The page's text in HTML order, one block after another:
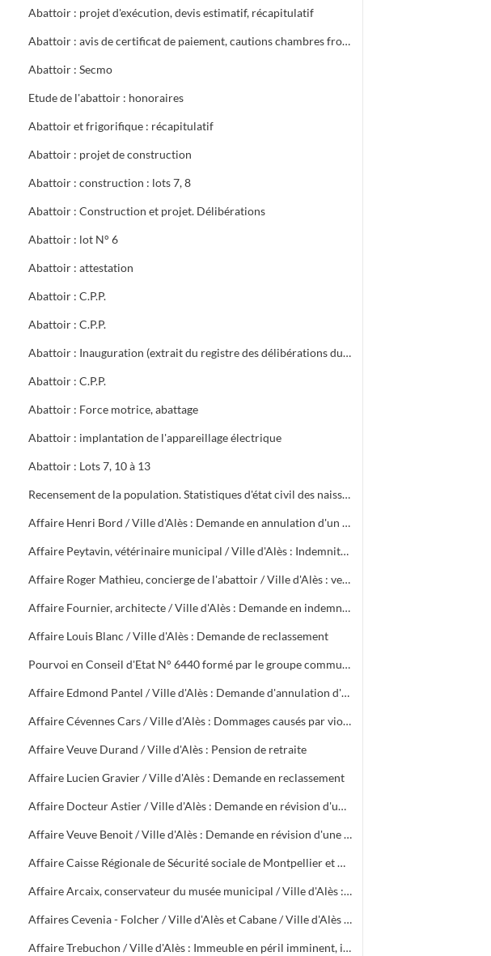
Abattoir : projet d'exécution, devis estimatif, récapitulatif
Abattoir : avis de certificat de paiement, cautions chambres froides, procès verbaux, devis estimatifs détaillés
Abattoir : Secmo
Etude de l'abattoir : honoraires
Abattoir et frigorifique : récapitulatif
Abattoir : projet de construction
Abattoir : construction : lots 7, 8
Abattoir : Construction et projet. Délibérations
Abattoir : lot N° 6
Abattoir : attestation
Abattoir : C.P.P.
Abattoir : C.P.P.
Abattoir : Inauguration (extrait du registre des délibérations du Conseil Municipal)
Abattoir : C.P.P.
Abattoir : Force motrice, abattage
Abattoir : implantation de l'appareillage électrique
Abattoir : Lots 7, 10 à 13
Recensement de la population. Statistiques d'état civil des naissances et de la mortalité des années 1923 à 1942
Affaire Henri Bord / Ville d'Alès : Demande en annulation d'un arrêté de révocation
Affaire Peytavin, vétérinaire municipal / Ville d'Alès : Indemnité forfaitaire de cherté de vie
Affaire Roger Mathieu, concierge de l'abattoir / Ville d'Alès : versement retraite, titularisation
Affaire Fournier, architecte / Ville d'Alès : Demande en indemnité pour rupture abusive de contrat
Affaire Louis Blanc / Ville d'Alès : Demande de reclassement
Pourvoi en Conseil d'Etat N° 6440 formé par le groupe communiste du Conseil Municipal d'Alès contre une décision de rejet en date du 5 décembre 1949. Instance contre délibération du Conseil Municipal du 10 décembre 1948
Affaire Edmond Pantel / Ville d'Alès : Demande d'annulation d'un arrêté de mise à la retraite d'office
Affaire Cévennes Cars / Ville d'Alès : Dommages causés par violence à un autocar de la société
Affaire Veuve Durand / Ville d'Alès : Pension de retraite
Affaire Lucien Gravier / Ville d'Alès : Demande en reclassement
Affaire Docteur Astier / Ville d'Alès : Demande en révision d'une pension de retraite
Affaire Veuve Benoit / Ville d'Alès : Demande en révision d'une pension
Affaire Caisse Régionale de Sécurité sociale de Montpellier et Caisse Primaire de Sécurité sociale du Gard / Ville d'Alès : Demande de remboursement de sommes versées par accident sur la voie publique à M. Boissin
Affaire Arcaix, conservateur du musée municipal / Ville d'Alès : Demande en reclassement
Affaires Cevenia - Folcher / Ville d'Alès et Cabane / Ville d'Alès : Tarif des droits de pesage et mesurage (1912), non paiement de la taxe d'abattoir (1954 - 1956)
Affaire Trebuchon / Ville d'Alès : Immeuble en péril imminent, interdiction d'habiter ou de pénétrer, non renouvellement du bail des locaux situés, 18 rue Fabrerie